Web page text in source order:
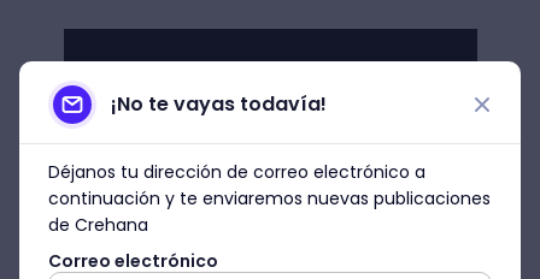
¡No te vayas todavía!
Déjanos tu dirección de correo electrónico a
continuación y te enviaremos nuevas publicaciones
de Crehana
Correo electrónico